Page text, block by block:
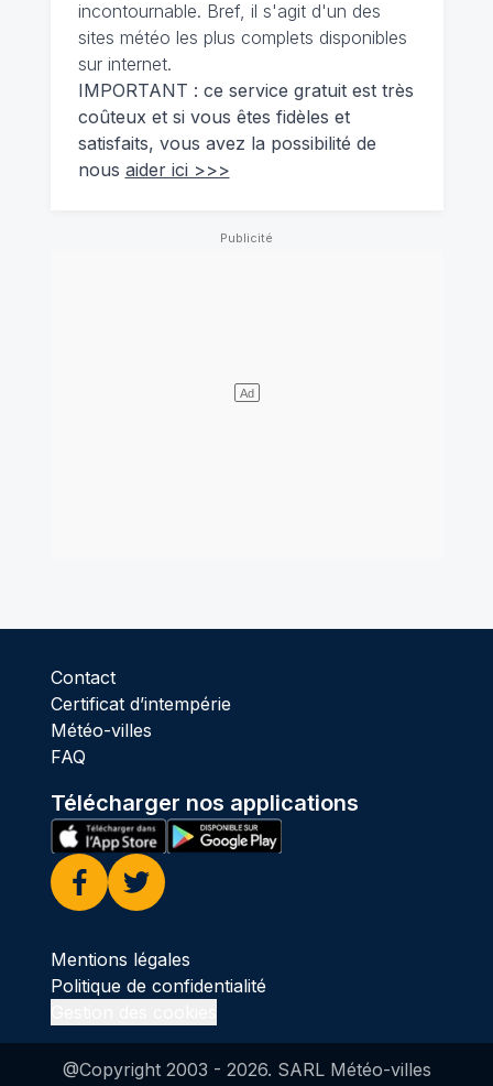
incontournable. Bref, il s'agit d'un des
sites météo les plus complets disponibles
sur internet.
IMPORTANT : ce service gratuit est très
coûteux et si vous êtes fidèles et
satisfaits, vous avez la possibilité de
nous aider ici >>>
Contact
Certificat d’intempérie
Météo-villes
FAQ
Télécharger nos applications
Facebook
Twitter
Mentions légales
Politique de confidentialité
@Copyright 2003 - 2026. SARL Météo-villes